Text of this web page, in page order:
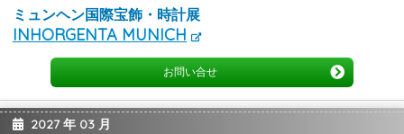
ミュンヘン国際宝飾・時計展
INHORGENTA MUNICH
お問い合せ
2027 年 03 月